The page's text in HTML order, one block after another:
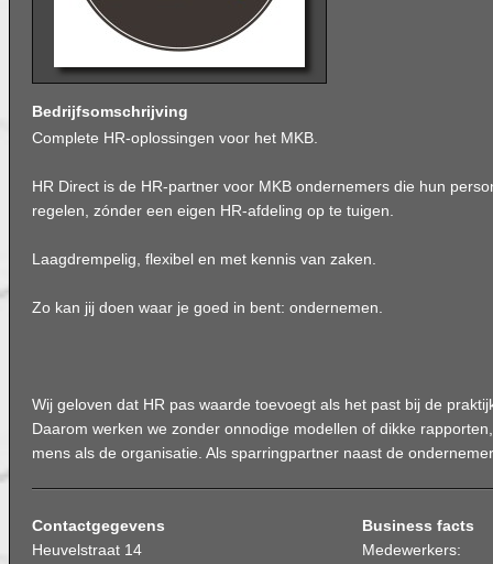
Bedrijfsomschrijving
Complete HR-oplossingen voor het MKB.
HR Direct is de HR-partner voor MKB ondernemers die hun
regelen, zónder een eigen HR-afdeling op te tuigen.
Laagdrempelig, flexibel en met kennis van zaken.
Zo kan jij doen waar je goed in bent: ondernemen.
Wij geloven dat HR pas waarde toevoegt als het past bij de
Daarom werken we zonder onnodige modellen of dikke
mens als de organisatie. Als sparringpartner naast de
Contactgegevens
Heuvelstraat 14
Business facts
Medewerkers: